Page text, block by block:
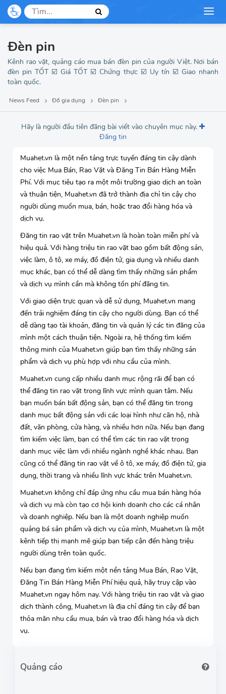
Mẹ và bé
Thời trang
Việc làm, tuyển dụng
Đèn pin
Kênh rao vặt, quảng cáo mua bán đèn pin của người Việt. Nơi bán
đèn pin TỐT ☑️ Giá TỐT ☑️ Chứng thực ☑️ Uy tín ☑️ Giao nhanh
toàn quốc.
News Feed Đồ gia dụng Đèn pin
Hãy là người đầu tiên đăng bài viết vào chuyên mục này.
Đăng tin
Muahet.vn là một nền tảng trực tuyến đáng tin cậy dành
cho việc Mua Bán, Rao Vặt và Đăng Tin Bán Hàng Miễn
Phí. Với mục tiêu tạo ra một môi trường giao dịch an toàn
và thuận tiện, Muahet.vn đã trở thành địa chỉ tin cậy cho
người dùng muốn mua, bán, hoặc trao đổi hàng hóa và
dịch vụ.
Đăng tin rao vặt trên Muahet.vn là hoàn toàn miễn phí và
hiệu quả. Với hàng triệu tin rao vặt bao gồm bất động sản,
việc làm, ô tô, xe máy, đồ điện tử, gia dụng và nhiều danh
mục khác, bạn có thể dễ dàng tìm thấy những sản phẩm
và dịch vụ mình cần mà không tốn phí đăng tin.
Với giao diện trực quan và dễ sử dụng, Muahet.vn mang
đến trải nghiệm đáng tin cậy cho người dùng. Bạn có thể
dễ dàng tạo tài khoản, đăng tin và quản lý các tin đăng của
mình một cách thuận tiện. Ngoài ra, hệ thống tìm kiếm
thông minh của Muahet.vn giúp bạn tìm thấy những sản
phẩm và dịch vụ phù hợp với nhu cầu của mình.
Muahet.vn cung cấp nhiều danh mục rộng rãi để bạn có
thể đăng tin rao vặt trong lĩnh vực mình quan tâm. Nếu
bạn muốn bán bất động sản, bạn có thể đăng tin trong
danh mục bất động sản với các loại hình như căn hộ, nhà
đất, văn phòng, cửa hàng, và nhiều hơn nữa. Nếu bạn đang
tìm kiếm việc làm, bạn có thể tìm các tin rao vặt trong
danh mục việc làm với nhiều ngành nghề khác nhau. Bạn
cũng có thể đăng tin rao vặt về ô tô, xe máy, đồ điện tử, gia
dụng, thời trang và nhiều lĩnh vực khác trên Muahet.vn.
Muahet.vn không chỉ đáp ứng nhu cầu mua bán hàng hóa
và dịch vụ mà còn tạo cơ hội kinh doanh cho các cá nhân
và doanh nghiệp. Nếu bạn là một doanh nghiệp muốn
quảng bá sản phẩm và dịch vụ của mình, Muahet.vn là một
kênh tiếp thị mạnh mẽ giúp bạn tiếp cận đến hàng triệu
người dùng trên toàn quốc.
Nếu bạn đang tìm kiếm một nền tảng Mua Bán, Rao Vặt,
Đăng Tin Bán Hàng Miễn Phí hiệu quả, hãy truy cập vào
Muahet.vn ngay hôm nay. Với hàng triệu tin rao vặt và giao
dịch thành công, Muahet.vn là địa chỉ đáng tin cậy để bạn
thỏa mãn nhu cầu mua, bán và trao đổi hàng hóa và dịch
vụ.